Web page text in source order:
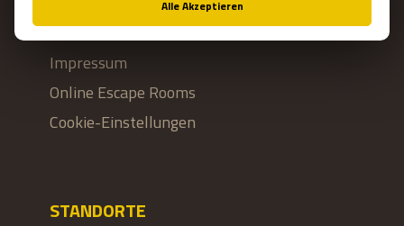
Unsere Partner
Impressum
Online Escape Rooms
Cookie-Einstellungen
STANDORTE